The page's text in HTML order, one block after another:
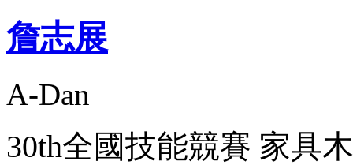
詹志展
A-Dan
30th全國技能競賽 家具